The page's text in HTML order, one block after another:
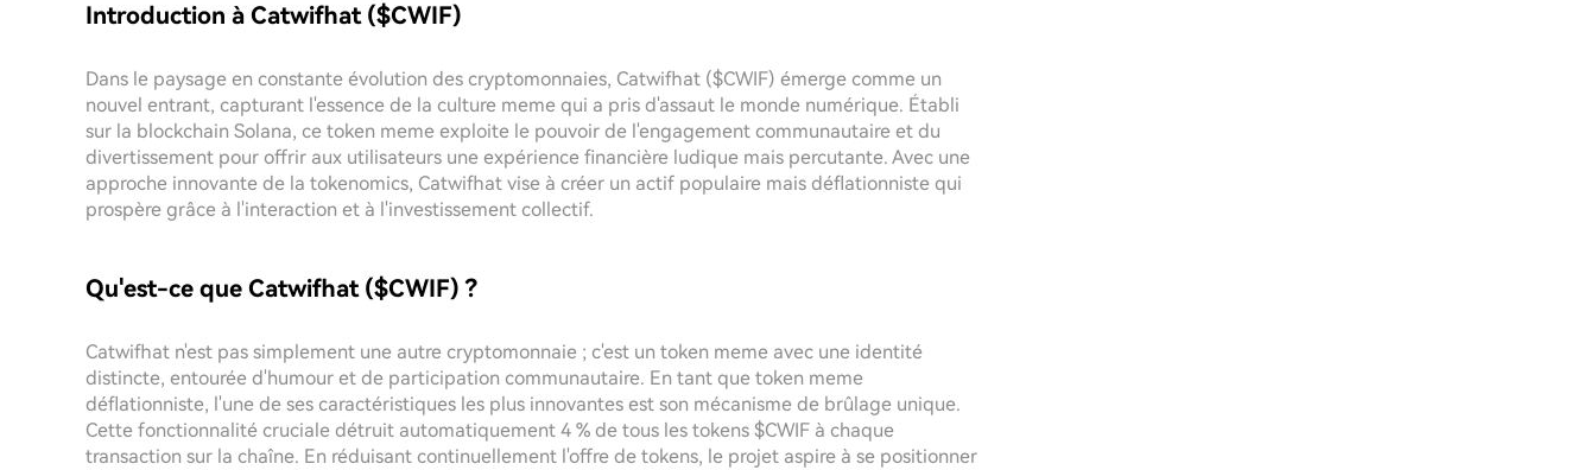
Introduction à Catwifhat ($CWIF)
Dans le paysage en constante évolution des cryptomonnaies, Catwifhat ($CWIF) émerge comme un
nouvel entrant, capturant l'essence de la culture meme qui a pris d'assaut le monde numérique. Établi
sur la blockchain Solana, ce token meme exploite le pouvoir de l'engagement communautaire et du
divertissement pour offrir aux utilisateurs une expérience financière ludique mais percutante. Avec une
approche innovante de la tokenomics, Catwifhat vise à créer un actif populaire mais déflationniste qui
prospère grâce à l'interaction et à l'investissement collectif.
Qu'est-ce que Catwifhat ($CWIF) ?
Catwifhat n'est pas simplement une autre cryptomonnaie ; c'est un token meme avec une identité
distincte, entourée d'humour et de participation communautaire. En tant que token meme
déflationniste, l'une de ses caractéristiques les plus innovantes est son mécanisme de brûlage unique.
Cette fonctionnalité cruciale détruit automatiquement 4 % de tous les tokens $CWIF à chaque
transaction sur la chaîne. En réduisant continuellement l'offre de tokens, le projet aspire à se positionner